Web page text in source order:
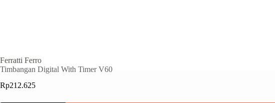
Ferratti Ferro
Timbangan Digital With Timer V60
Rp212.625